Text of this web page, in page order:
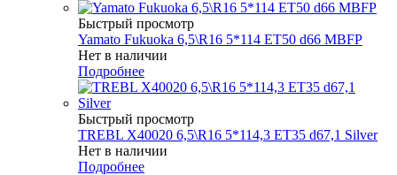
Быстрый просмотр
Yamato Fukuoka 6,5\R16 5*114 ET50 d66 MBFP
Нет в наличии
Подробнее
Быстрый просмотр
TREBL X40020 6,5\R16 5*114,3 ET35 d67,1 Silver
Нет в наличии
Подробнее